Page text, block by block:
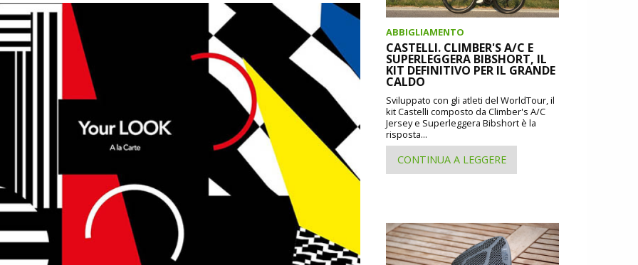
ABBIGLIAMENTO
CASTELLI. CLIMBER'S A/C E
SUPERLEGGERA BIBSHORT, IL
KIT DEFINITIVO PER IL GRANDE
CALDO
Sviluppato con gli atleti del WorldTour, il
kit Castelli composto da Climber's A/C
Jersey e Superleggera Bibshort è la
risposta...
CONTINUA A LEGGERE